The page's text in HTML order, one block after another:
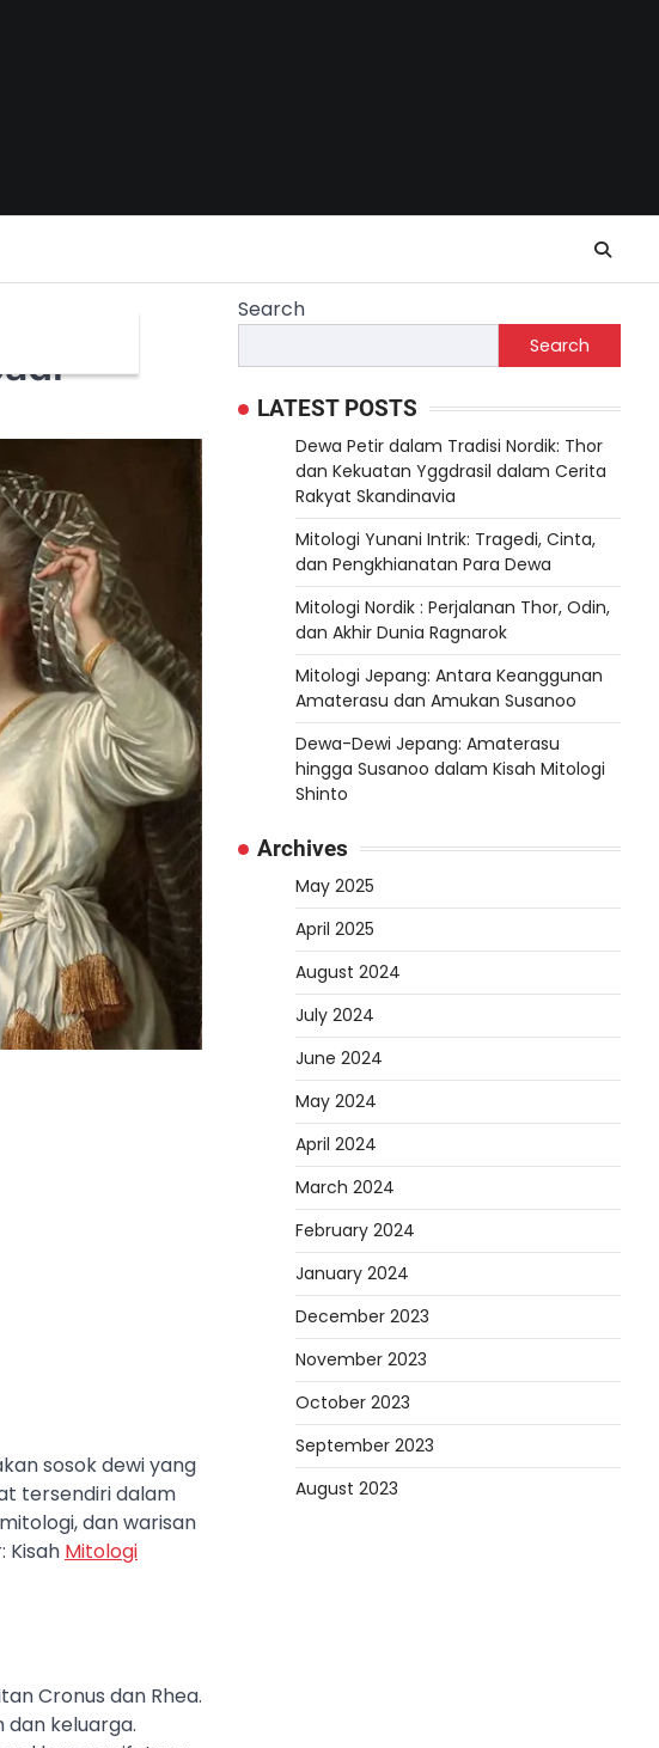
sosok dewi yang
tersendiri dalam
dan warisan
Kisah Mitologi
Cronus dan Rhea.
dan keluarga.
Search
Search
LATEST POSTS
Dewa Petir dalam Tradisi Nordik: Thor
dan Kekuatan Yggdrasil dalam Cerita
Rakyat Skandinavia
Mitologi Yunani Intrik: Tragedi, Cinta,
dan Pengkhianatan Para Dewa
Mitologi Nordik : Perjalanan Thor, Odin,
dan Akhir Dunia Ragnarok
Mitologi Jepang: Antara Keanggunan
Amaterasu dan Amukan Susanoo
Dewa-Dewi Jepang: Amaterasu
hingga Susanoo dalam Kisah Mitologi
Shinto
Archives
May 2025
April 2025
August 2024
July 2024
June 2024
May 2024
April 2024
March 2024
February 2024
January 2024
December 2023
November 2023
October 2023
September 2023
August 2023